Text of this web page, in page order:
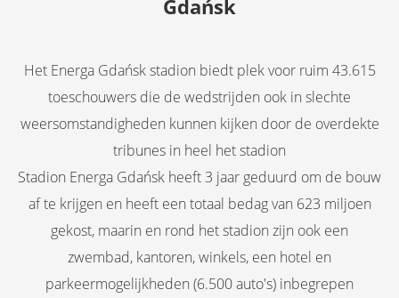
Gdańsk
Het Energa Gdańsk stadion biedt plek voor ruim 43.615
toeschouwers die de wedstrijden ook in slechte
weersomstandigheden kunnen kijken door de overdekte
tribunes in heel het stadion
Stadion Energa Gdańsk heeft 3 jaar geduurd om de bouw
af te krijgen en heeft een totaal bedag van 623 miljoen
gekost, maarin en rond het stadion zijn ook een
zwembad, kantoren, winkels, een hotel en
parkeermogelijkheden (6.500 auto's) inbegrepen